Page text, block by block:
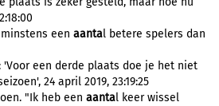
een aantal betere spelers dan
'Voor een derde plaats doe je het niet
24 april 2019, 23:19:25
"Ik heb een aantal keer wissel